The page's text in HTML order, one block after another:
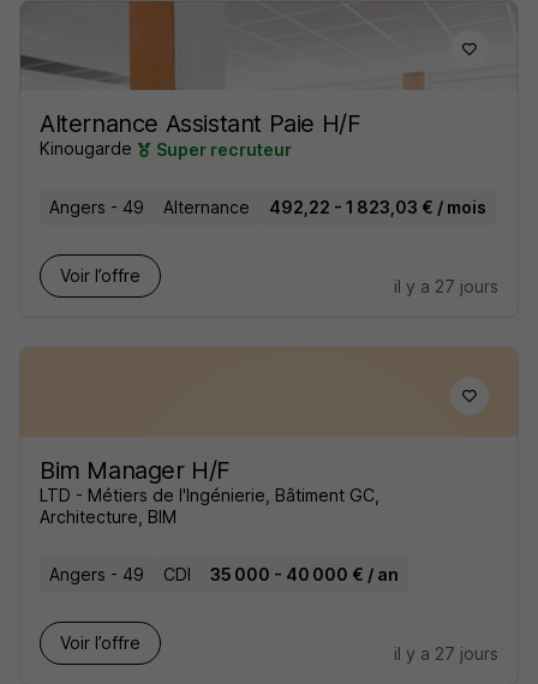
Alternance Assistant Paie H/F
Kinougarde Super recruteur
Angers - 49 Alternance 492,22 - 1 823,03 € / mois
Voir l’offre
il y a 27 jours
Bim Manager H/F
LTD - Métiers de l'Ingénierie, Bâtiment GC,
Architecture, BIM
Angers - 49 CDI 35 000 - 40 000 € / an
Voir l’offre
il y a 27 jours